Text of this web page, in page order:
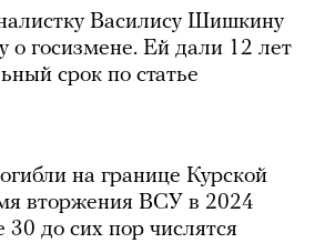
Василису Шишкину
о госизмене. Ей дали 12 лет
срок по статье
на границе Курской
вторжения ВСУ в 2024
30 до сих пор числятся